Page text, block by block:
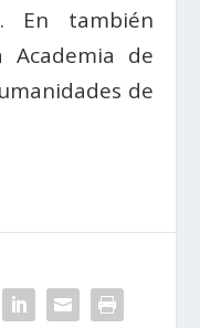
. En también
Academia de
de